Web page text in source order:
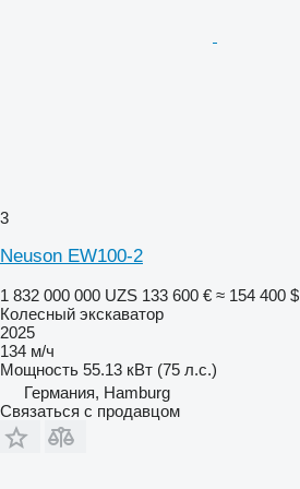
3
Neuson EW100-2
1 832 000 000 UZS 133 600 € ≈ 154 400 $
Колесный экскаватор
2025
134 м/ч
Мощность 55.13 кВт (75 л.с.)
Германия, Hamburg
Связаться с продавцом